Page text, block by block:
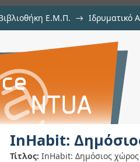
Ε.Μ.Π. → Ιδρυματικό
χώρος στην
InHabit:
Τίτλος: InHabit: Δημόσιος χώρος